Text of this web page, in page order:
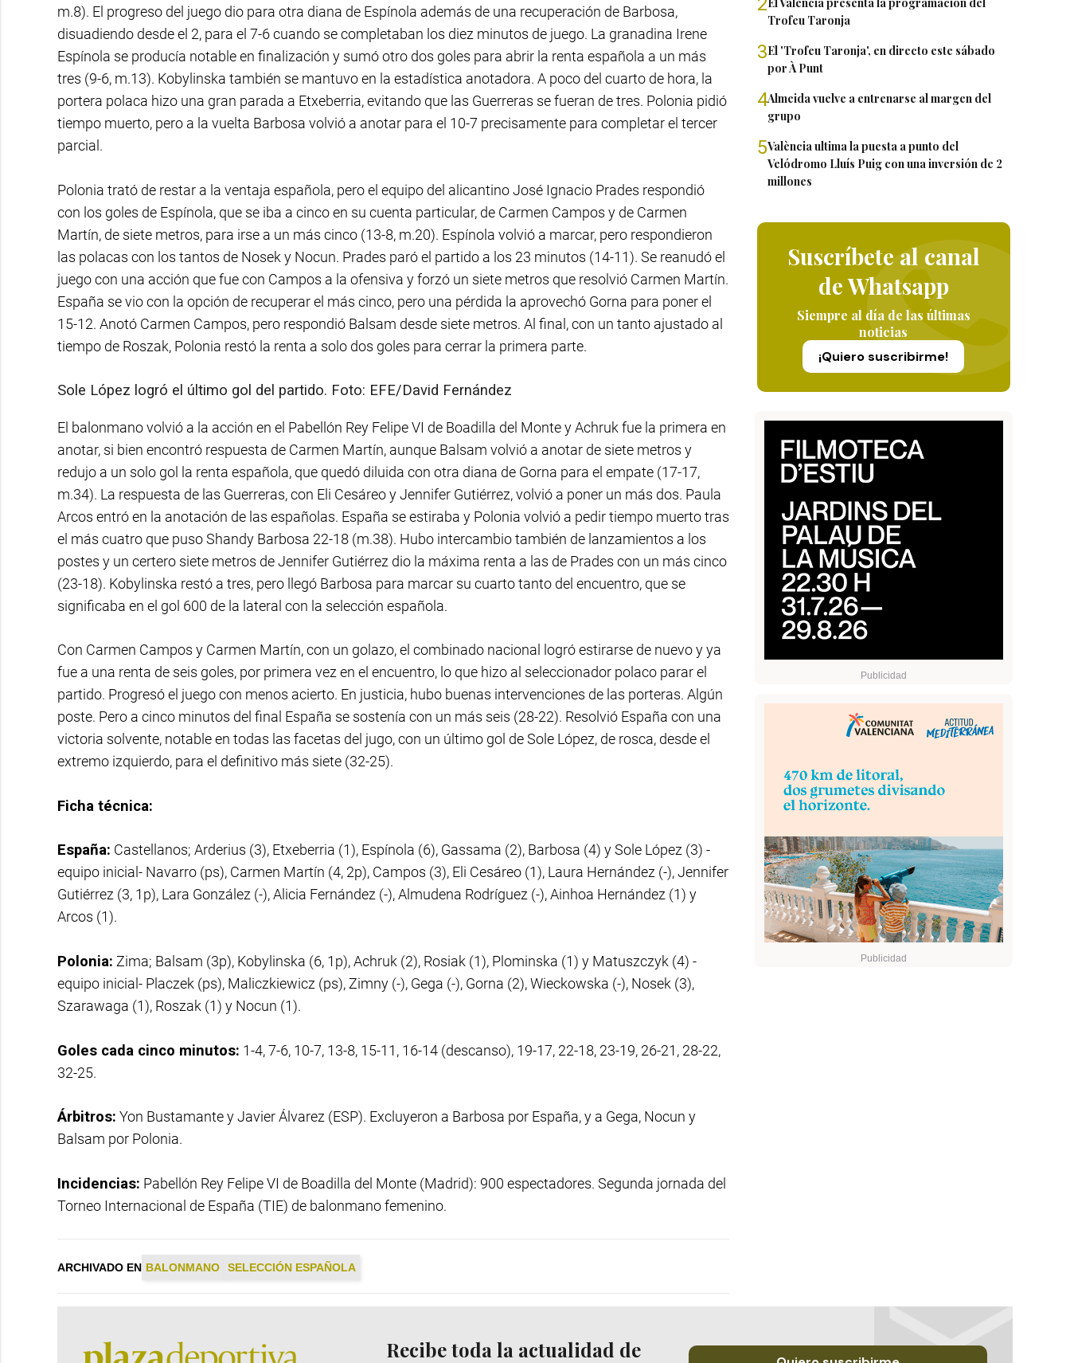
Trofeu Taronja
3El 'Trofeu Taronja', en directo este sábado
por À Punt
4Almeida vuelve a entrenarse al margen del
grupo
5València ultima la puesta a punto del
Velódromo Lluís Puig con una inversión de 2
millones
Suscríbete al canal
de Whatsapp
Siempre al día de las últimas
noticias
¡Quiero suscribirme!
m.8). El progreso del juego dio para otra diana de Espínola además de una recuperación de Barbosa,
disuadiendo desde el 2, para el 7-6 cuando se completaban los diez minutos de juego. La granadina Irene
Espínola se producía notable en finalización y sumó otro dos goles para abrir la renta española a un más
tres (9-6, m.13). Kobylinska también se mantuvo en la estadística anotadora. A poco del cuarto de hora, la
portera polaca hizo una gran parada a Etxeberria, evitando que las Guerreras se fueran de tres. Polonia pidió
tiempo muerto, pero a la vuelta Barbosa volvió a anotar para el 10-7 precisamente para completar el tercer
parcial.
Polonia trató de restar a la ventaja española, pero el equipo del alicantino José Ignacio Prades respondió
con los goles de Espínola, que se iba a cinco en su cuenta particular, de Carmen Campos y de Carmen
Martín, de siete metros, para irse a un más cinco (13-8, m.20). Espínola volvió a marcar, pero respondieron
las polacas con los tantos de Nosek y Nocun. Prades paró el partido a los 23 minutos (14-11). Se reanudó el
juego con una acción que fue con Campos a la ofensiva y forzó un siete metros que resolvió Carmen Martín.
España se vio con la opción de recuperar el más cinco, pero una pérdida la aprovechó Gorna para poner el
15-12. Anotó Carmen Campos, pero respondió Balsam desde siete metros. Al final, con un tanto ajustado al
tiempo de Roszak, Polonia restó la renta a solo dos goles para cerrar la primera parte.
Sole López logró el último gol del partido. Foto: EFE/David Fernández
El balonmano volvió a la acción en el Pabellón Rey Felipe VI de Boadilla del Monte y Achruk fue la primera en
anotar, si bien encontró respuesta de Carmen Martín, aunque Balsam volvió a anotar de siete metros y
redujo a un solo gol la renta española, que quedó diluida con otra diana de Gorna para el empate (17-17,
m.34). La respuesta de las Guerreras, con Eli Cesáreo y Jennifer Gutiérrez, volvió a poner un más dos. Paula
Arcos entró en la anotación de las españolas. España se estiraba y Polonia volvió a pedir tiempo muerto tras
el más cuatro que puso Shandy Barbosa 22-18 (m.38). Hubo intercambio también de lanzamientos a los
postes y un certero siete metros de Jennifer Gutiérrez dio la máxima renta a las de Prades con un más cinco
(23-18). Kobylinska restó a tres, pero llegó Barbosa para marcar su cuarto tanto del encuentro, que se
significaba en el gol 600 de la lateral con la selección española.
Con Carmen Campos y Carmen Martín, con un golazo, el combinado nacional logró estirarse de nuevo y ya
fue a una renta de seis goles, por primera vez en el encuentro, lo que hizo al seleccionador polaco parar el
partido. Progresó el juego con menos acierto. En justicia, hubo buenas intervenciones de las porteras. Algún
poste. Pero a cinco minutos del final España se sostenía con un más seis (28-22). Resolvió España con una
victoria solvente, notable en todas las facetas del jugo, con un último gol de Sole López, de rosca, desde el
extremo izquierdo, para el definitivo más siete (32-25).
Ficha técnica:
España: Castellanos; Arderius (3), Etxeberria (1), Espínola (6), Gassama (2), Barbosa (4) y Sole López (3) -
equipo inicial- Navarro (ps), Carmen Martín (4, 2p), Campos (3), Eli Cesáreo (1), Laura Hernández (-), Jennifer
Gutiérrez (3, 1p), Lara González (-), Alicia Fernández (-), Almudena Rodríguez (-), Ainhoa Hernández (1) y
Arcos (1).
Polonia: Zima; Balsam (3p), Kobylinska (6, 1p), Achruk (2), Rosiak (1), Plominska (1) y Matuszczyk (4) -
equipo inicial- Placzek (ps), Maliczkiewicz (ps), Zimny (-), Gega (-), Gorna (2), Wieckowska (-), Nosek (3),
Szarawaga (1), Roszak (1) y Nocun (1).
Goles cada cinco minutos: 1-4, 7-6, 10-7, 13-8, 15-11, 16-14 (descanso), 19-17, 22-18, 23-19, 26-21, 28-22,
32-25.
Árbitros: Yon Bustamante y Javier Álvarez (ESP). Excluyeron a Barbosa por España, y a Gega, Nocun y
Balsam por Polonia.
Incidencias: Pabellón Rey Felipe VI de Boadilla del Monte (Madrid): 900 espectadores. Segunda jornada del
Torneo Internacional de España (TIE) de balonmano femenino.
ARCHIVADO EN BALONMANO SELECCIÓN ESPAÑOLA
Recibe toda la actualidad de